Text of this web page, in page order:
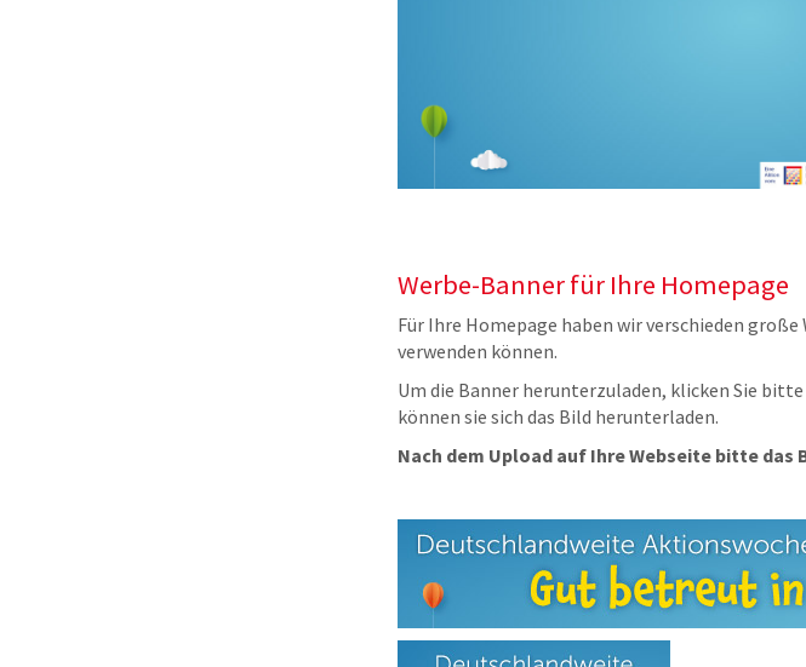
Werbe-Banner für Ihre Homepage
Für Ihre Homepage haben wir verschieden
verwenden können.
Um die Banner herunterzuladen, klicken Sie bitte
können sie sich das Bild herunterladen.
Nach dem Upload auf Ihre Webseite bitte